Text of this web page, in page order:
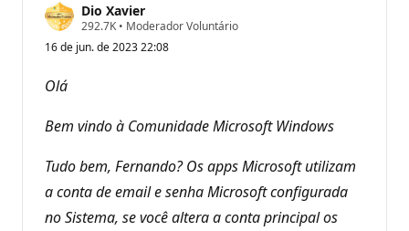
Dio Xavier
292.7K P
n
e
r
p
u
t
• Moderador Voluntário
16 de jun. de 2023 22:08
Olá
Bem vindo à Comunidade Microsoft Windows
Tudo bem, Fernando? Os apps Microsoft utilizam
a conta de email e senha Microsoft configurada
no Sistema, se você altera a conta principal os